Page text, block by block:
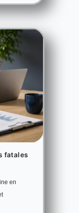
fatales
en